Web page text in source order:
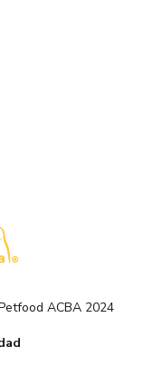
ACBA 2024